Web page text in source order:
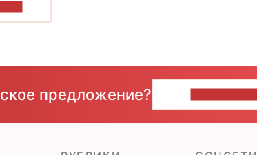
предложение?